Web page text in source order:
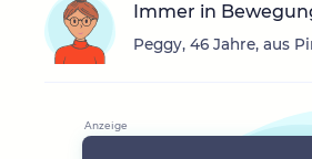
Immer in
Peggy, 46 Jahre, aus